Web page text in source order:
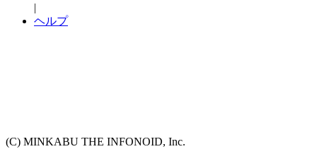
|
ヘルプ
(C) MINKABU THE INFONOID, Inc.